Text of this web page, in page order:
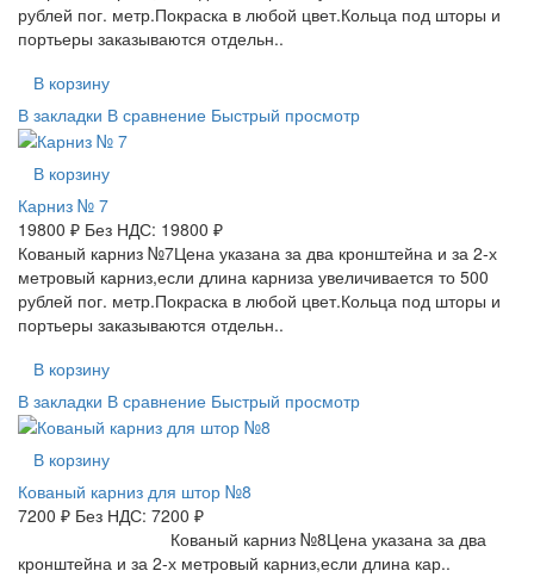
рублей пог. метр.Покраска в любой цвет.Кольца под шторы и
портьеры заказываются отдельн..
В корзину
В закладки В сравнение Быстрый просмотр
В корзину
Карниз № 7
19800 ₽ Без НДС: 19800 ₽
Кованый карниз №7Цена указана за два кронштейна и за 2-х
метровый карниз,если длина карниза увеличивается то 500
рублей пог. метр.Покраска в любой цвет.Кольца под шторы и
портьеры заказываются отдельн..
В корзину
В закладки В сравнение Быстрый просмотр
В корзину
Кованый карниз для штор №8
7200 ₽ Без НДС: 7200 ₽
Кованый карниз №8Цена указана за два
кронштейна и за 2-х метровый карниз,если длина кар..